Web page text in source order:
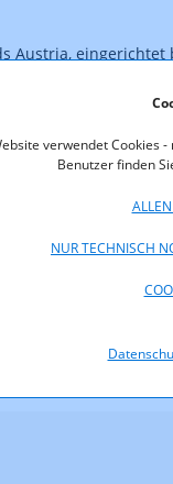
verwendet Cookies
Benutzer finden
NUR TECHNISCH
Austria,
in Österreich.
mit einem klar
mit einer
zur
den